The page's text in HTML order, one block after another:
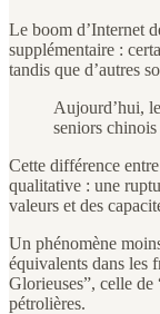
Le boom d’Internet
supplémentaire :
tandis que d’autres
Aujourd’hui,
seniors
Cette différence
qualitative : une
valeurs et des
Un phénomène
équivalents dans les
Glorieuses”, celle
pétrolières.